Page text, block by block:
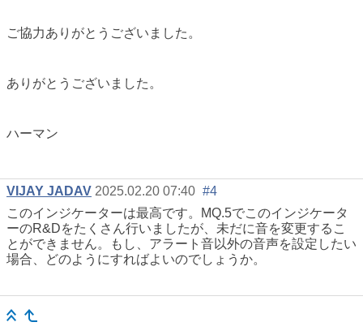
ご協力ありがとうございました。
ありがとうございました。
ハーマン
VIJAY JADAV 2025.02.20 07:40 #4
このインジケーターは最高です。MQ.5でこのインジケータ
ーのR&Dをたくさん行いましたが、未だに音を変更するこ
とができません。もし、アラート音以外の音声を設定したい
場合、どのようにすればよいのでしょうか。